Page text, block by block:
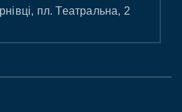
пл. Театральна, 2